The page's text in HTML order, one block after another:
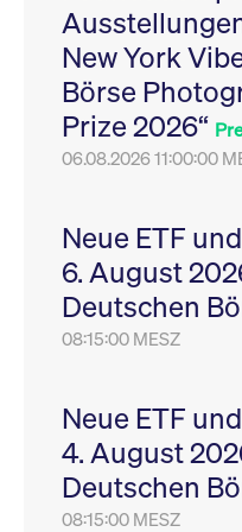
New York
Börse
Prize 2026“
06.08.2026 11:00:00
Neue ETF
6. August
Deutschen
08:15:00 MESZ
Neue ETF
4. August
Deutschen
08:15:00 MESZ
VISITOR_PRIVACY_METADATA